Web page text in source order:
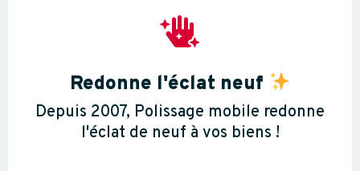

Redonne l'éclat neuf
Depuis 2007, Polissage mobile redonne
l'éclat de neuf à vos biens !